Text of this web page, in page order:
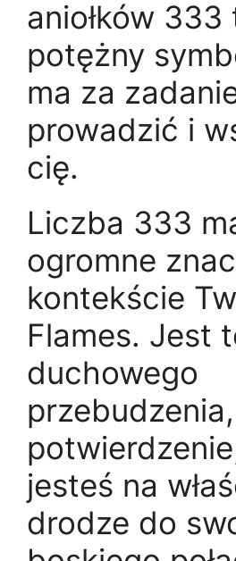
aniołków 333
potężny
ma za
prowadzić i
cię.
Liczba 333
ogromne
kontekście
Flames. Jest
duchowego
przebudzenia,
jesteś na
drodze do